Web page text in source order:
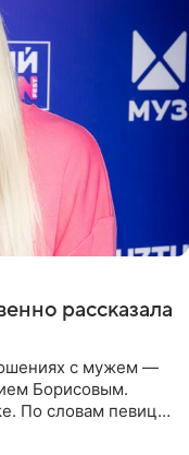
рассказала
с мужем —
Борисовым.
По словам певицы,